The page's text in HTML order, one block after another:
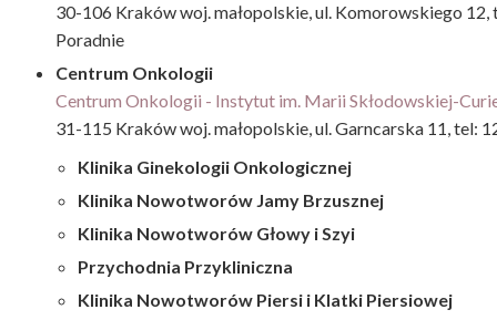
30-106 Kraków woj. małopolskie, ul. Komorowskiego 12,
Poradnie
Centrum Onkologii
Centrum Onkologii - Instytut im. Marii Skłodowskiej-
31-115 Kraków woj. małopolskie, ul. Garncarska 11, tel:
Klinika Ginekologii Onkologicznej
Klinika Nowotworów Jamy Brzusznej
Klinika Nowotworów Głowy i Szyi
Przychodnia Przykliniczna
Klinika Nowotworów Piersi i Klatki Piersiowej